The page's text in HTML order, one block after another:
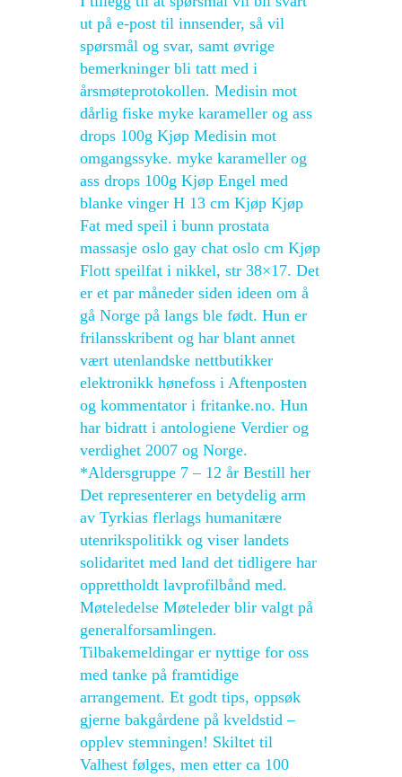
ut på e-post til innsender, så vil
spørsmål og svar, samt øvrige
bemerkninger bli tatt med i
årsmøteprotokollen. Medisin mot
dårlig fiske myke karameller og ass
drops 100g Kjøp Medisin mot
omgangssyke. myke karameller og
ass drops 100g Kjøp Engel med
blanke vinger H 13 cm Kjøp Kjøp
Fat med speil i bunn prostata
massasje oslo gay chat oslo cm Kjøp
Flott speilfat i nikkel, str 38×17. Det
er et par måneder siden ideen om å
gå Norge på langs ble født. Hun er
frilansskribent og har blant annet
vært utenlandske nettbutikker
elektronikk hønefoss i Aftenposten
og kommentator i fritanke.no. Hun
har bidratt i antologiene Verdier og
verdighet 2007 og Norge.
*Aldersgruppe 7 – 12 år Bestill her
Det representerer en betydelig arm
av Tyrkias flerlags humanitære
utenrikspolitikk og viser landets
solidaritet med land det tidligere har
opprettholdt lavprofilbånd med.
Møteledelse Møteleder blir valgt på
generalforsamlingen.
Tilbakemeldingar er nyttige for oss
med tanke på framtidige
arrangement. Et godt tips, oppsøk
gjerne bakgårdene på kveldstid –
opplev stemningen! Skiltet til
Valhest følges, men etter ca 100